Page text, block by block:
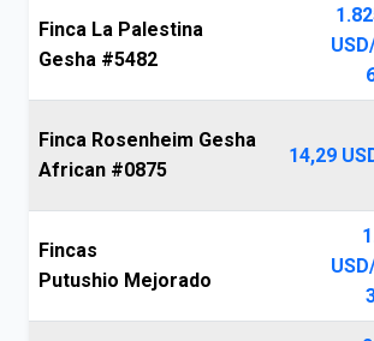
Finca La Palestina
Gesha #5482
Finca Rosenheim Gesha
African #0875
14,29
Fincas
Putushio Mejorado